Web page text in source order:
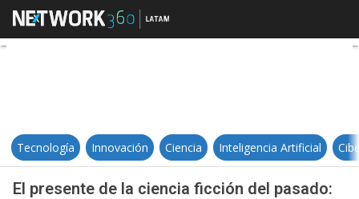
El presente de la ciencia ficción
Tecnología Innovación Ciencia Inteligencia Artificial
El presente de la ciencia ficción del pasado: